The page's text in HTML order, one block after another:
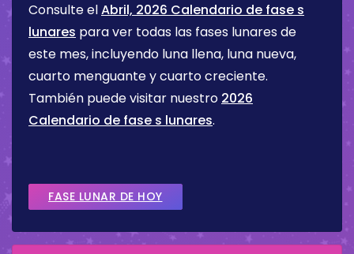
Consulte elAbril, 2026 Calendario de fase s
lunares para ver todas las fases lunares de
este mes, incluyendo luna llena, luna nueva,
cuarto menguante y cuarto creciente.
También puede visitar nuestro 2026
Calendario de fase s lunares.
FASE LUNAR DE HOY